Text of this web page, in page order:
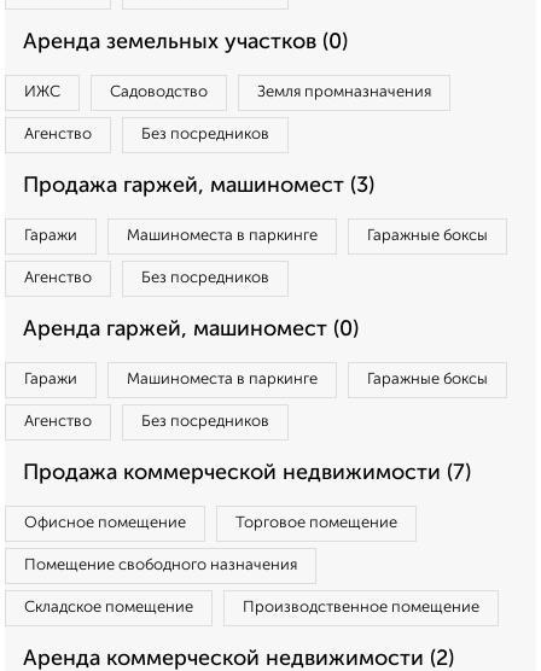
Аренда земельных участков (0)
ИЖС Садоводство Земля промназначения
Агенство Без посредников
Продажа гаржей, машиномест (3)
Гаражи Машиноместа в паркинге Гаражные боксы
Агенство Без посредников
Аренда гаржей, машиномест (0)
Гаражи Машиноместа в паркинге Гаражные боксы
Агенство Без посредников
Продажа коммерческой недвижимости (7)
Офисное помещение Торговое помещение
Помещение свободного назначения
Складское помещение Производственное помещение
Аренда коммерческой недвижимости (2)